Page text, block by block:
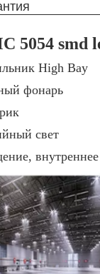
5054 smd
High Bay
фонарь
свет